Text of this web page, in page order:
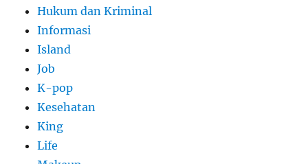
Hukum dan Kriminal
Informasi
Island
Job
K-pop
Kesehatan
King
Life